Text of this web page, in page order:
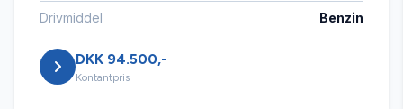
Højdejusterbare forsæder
Isofix
Drivmiddel Benzin
DKK 94.500,-
Kontantpris